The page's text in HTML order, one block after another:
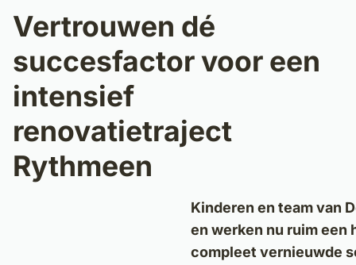
Vertrouwen dé
succesfactor voor een
intensief
renovatietraject
Rythmeen
Kinderen en team van
en werken nu ruim een
compleet vernieuwde